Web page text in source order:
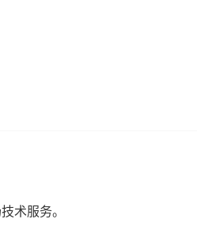
术服务。